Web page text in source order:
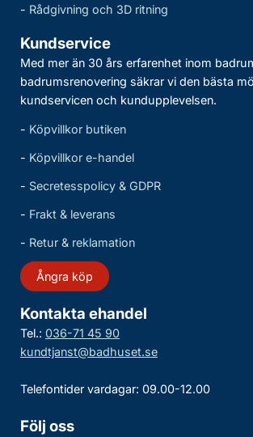
- Rådgivning och 3D ritning
Kundservice
Med mer än 30 års erfarenhet inom
badrumsrenovering säkrar vi den bästa
kundservicen och kundupplevelsen.
- Köpvillkor butiken
- Köpvillkor e-handel
- Secretesspolicy & GDPR
- Frakt & leverans
- Retur & reklamation
Ångra köp
Kontakta ehandel
Tel.: 036-71 45 90
kundtjanst@badhuset.se
Telefontider vardagar: 09.00-12.00
Följ oss